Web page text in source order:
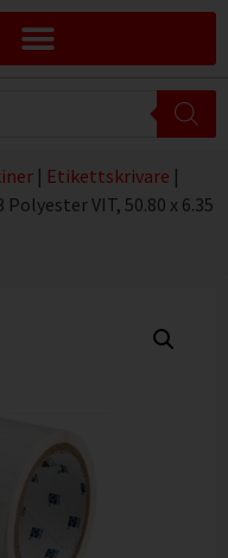
| Etikettskrivare |
VIT, 50.80 x 6.35